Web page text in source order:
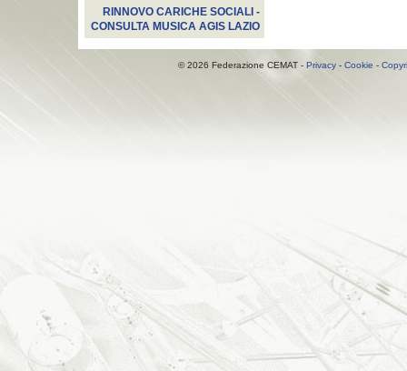
RINNOVO CARICHE SOCIALI -
CONSULTA MUSICA AGIS LAZIO
© 2026 Federazione CEMAT - Privacy- Cookie -